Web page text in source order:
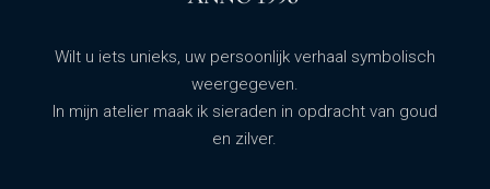
Wilt u iets unieks, uw persoonlijk verhaal symbolisch
weergegeven.
In mijn atelier maak ik sieraden in opdracht van goud
en zilver.